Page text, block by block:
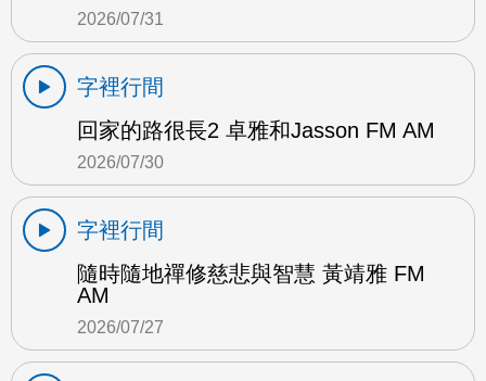
2026/07/31
字裡行間
回家的路很長2 卓雅和Jasson FM AM
2026/07/30
字裡行間
隨時隨地禪修慈悲與智慧 黃靖雅 FM
AM
2026/07/27